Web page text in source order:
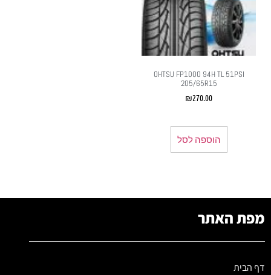
OHTSU FP1000 94H TL 51PSI
205/65R15
₪270.00
הוספה לסל
מפת האתר
דף הבית